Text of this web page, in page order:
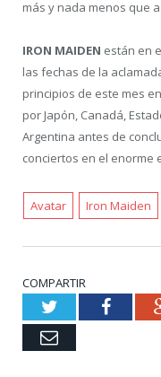
más y nada menos que
IRON MAIDEN están en
las fechas de la
principios de este mes
por Japón, Canadá,
Argentina antes de
conciertos en el enorme
Avatar Iron Maiden
COMPARTIR
Twitter
Email